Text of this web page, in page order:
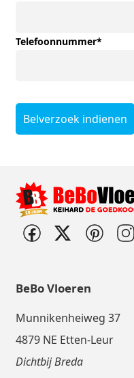
Telefoonnummer*
Belverzoek indienen
BeBo Vloeren
Munnikenheiweg 37
4879 NE Etten-Leur
Dichtbij Breda